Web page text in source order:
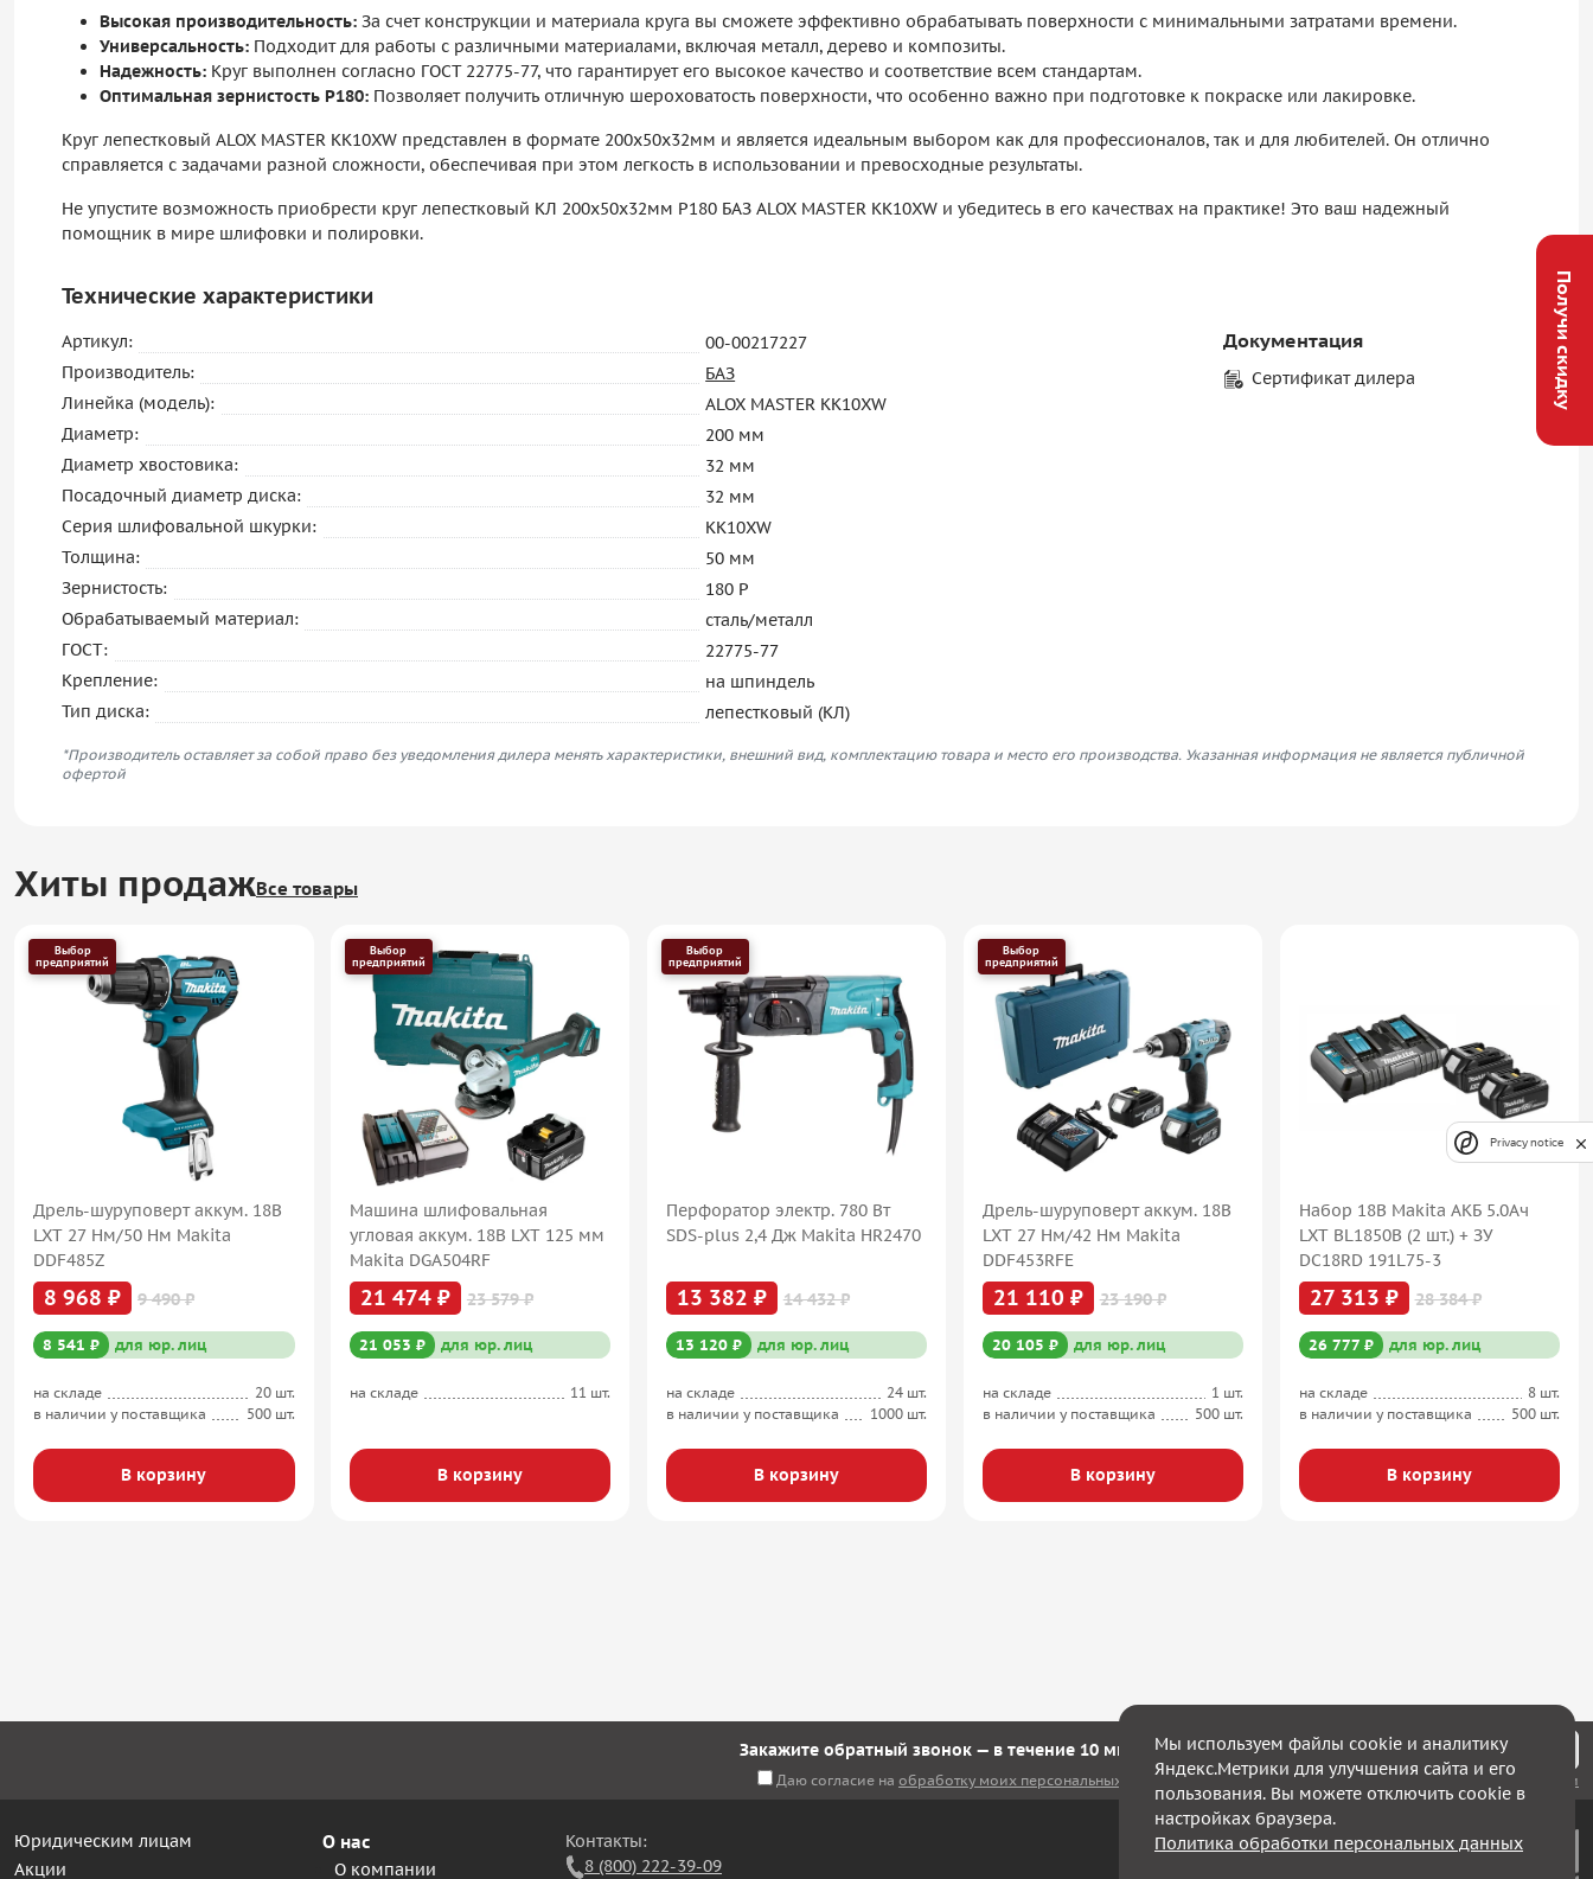
Высокая производительность: За счет конструкции и материала круга вы сможете эффективно обрабатывать поверхности с минимальными затратами времени.
Универсальность: Подходит для работы с различными материалами, включая металл, дерево и композиты.
Надежность: Круг выполнен согласно ГОСТ 22775-77, что гарантирует его высокое качество и соответствие всем стандартам.
Оптимальная зернистость P180: Позволяет получить отличную шероховатость поверхности, что особенно важно при подготовке к покраске или лакировке.
Круг лепестковый ALOX MASTER KK10XW представлен в формате 200х50х32мм и является идеальным выбором как для профессионалов, так и для любителей. Он отлично
справляется с задачами разной сложности, обеспечивая при этом легкость в использовании и превосходные результаты.
Не упустите возможность приобрести круг лепестковый КЛ 200х50х32мм P180 БАЗ ALOX MASTER KK10XW и убедитесь в его качествах на практике! Это ваш надежный
помощник в мире шлифовки и полировки.
Технические характеристики
Артикул:
00-00217227
Производитель:
БАЗ
Линейка (модель):
ALOX MASTER KK10XW
Диаметр:
200 мм
Диаметр хвостовика:
32 мм
Посадочный диаметр диска:
32 мм
Серия шлифовальной шкурки:
KK10XW
Толщина:
50 мм
Зернистость:
180 P
Обрабатываемый материал:
сталь/металл
ГОСТ:
22775-77
Крепление:
на шпиндель
Тип диска:
лепестковый (КЛ)
Документация
Сертификат дилера
*Производитель оставляет за собой право без уведомления дилера менять характеристики, внешний вид, комплектацию товара и место его производства. Указанная информация не является публичной
офертой
Хиты продажВсе товары
Выбор
предприятий
Дрель-шуруповерт аккум. 18В
LXT 27 Нм/50 Нм Makita
DDF485Z
8 968 ₽ 9 490 ₽
8 541 ₽ для юр. лиц
на складе
20 шт.
в наличии у поставщика
500 шт.
В корзину
Выбор
предприятий
Машина шлифовальная
угловая аккум. 18В LXT 125 мм
Makita DGA504RF
21 474 ₽ 23 579 ₽
21 053 ₽ для юр. лиц
на складе 11 шт.
В корзину
Выбор
предприятий
Перфоратор электр. 780 Вт
SDS-plus 2,4 Дж Makita HR2470
13 382 ₽ 14 432 ₽
13 120 ₽ для юр. лиц
на складе
24 шт.
в наличии у поставщика
1000 шт.
В корзину
Выбор
предприятий
Дрель-шуруповерт аккум. 18В
LXT 27 Нм/42 Нм Makita
DDF453RFE
21 110 ₽ 23 190 ₽
20 105 ₽ для юр. лиц
на складе
1 шт.
в наличии у поставщика
500 шт.
В корзину
Набор 18В Makita АКБ 5.0Ач
LXT BL1850B (2 шт.) + ЗУ
DC18RD 191L75-3
27 313 ₽ 28 384 ₽
26 777 ₽ для юр. лиц
на складе
8 шт.
в наличии у поставщика
500 шт.
В корзину
Закажите обратный звонок — в течение 10 минут мы с Вами свяжемся!
Даю согласие на обработку моих персональных данных, а также соглашаюсь с политикой конфиденциальности
Юридическим лицам
Акции
О нас
О компании
Контакты:
8 (800) 222-39-09
Получи скидку
Мы используем файлы cookie и аналитику
Яндекс.Метрики для улучшения сайта и его
пользования. Вы можете отключить cookie в
настройках браузера.
Политика обработки персональных данных
Privacy notice